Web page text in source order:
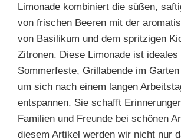
Limonade kombiniert die süßen,
von frischen Beeren mit der
von Basilikum und dem spritzigen
Zitronen. Diese Limonade ist ideales
Sommerfeste, Grillabende im
um sich nach einem langen
entspannen. Sie schafft
Familien und Freunde bei schönen
diesem Artikel werden wir nicht nur